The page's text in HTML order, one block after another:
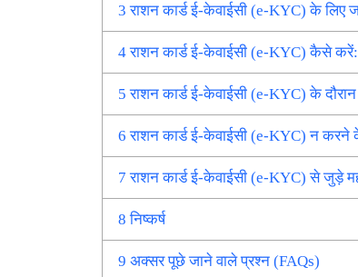
3 राशन कार्ड ई-केवाईसी (e-KYC) के लिए
4राशन कार्ड ई-केवाईसी (e-KYC) कैसे करें:
5 राशन कार्ड ई-केवाईसी (e-KYC) के दौरान
6 राशन कार्ड ई-केवाईसी (e-KYC) न
7 राशन कार्ड ई-केवाईसी (e-KYC) से जुड़े
8 निष्कर्ष
9 अक्सर पूछे जाने वाले प्रश्न (FAQs)